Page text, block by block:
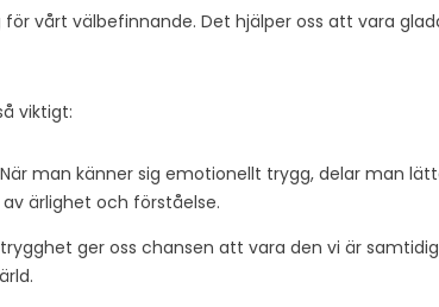
vårt välbefinnande. Det hjälper oss att vara
viktigt:
man känner sig emotionellt trygg, delar man
ärlighet och förståelse.
ger oss chansen att vara den vi är